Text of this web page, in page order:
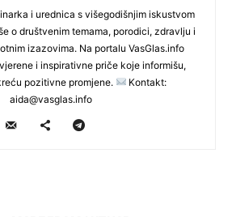
i urednica s višegodišnjim iskustvom
o društvenim temama, porodici, zdravlju i
izazovima. Na portalu VasGlas.info
i inspirativne priče koje informišu,
pozitivne promjene.
Kontakt:
aida@vasglas.info